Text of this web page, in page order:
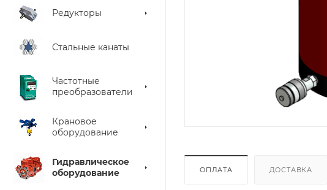
Редукторы
Стальные канаты
Частотные
преобразователи
Крановое
оборудование
Гидравлическое
оборудование
ОПЛАТА ДОСТАВКА